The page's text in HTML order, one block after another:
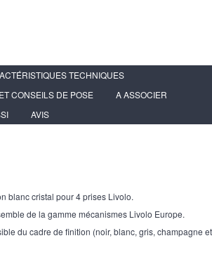
TECHNIQUES
CONSEILS DE POSE
A ASSOCIER
AVIS
blanc cristal pour 4 prises Livolo.
de la gamme mécanismes Livolo Europe.
du cadre de finition (noir, blanc, gris, champagne et